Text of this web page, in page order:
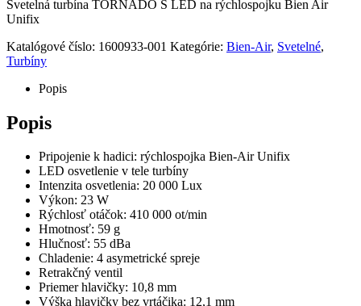
Svetelná turbína TORNADO S LED na rýchlospojku Bien Air
Unifix
Katalógové číslo: 1600933-001 Kategórie: Bien-Air, Svetelné,
Turbíny
Popis
Popis
Pripojenie k hadici: rýchlospojka Bien-Air Unifix
LED osvetlenie v tele turbíny
Intenzita osvetlenia: 20 000 Lux
Výkon: 23 W
Rýchlosť otáčok: 410 000 ot/min
Hmotnosť: 59 g
Hlučnosť: 55 dBa
Chladenie: 4 asymetrické spreje
Retrakčný ventil
Priemer hlavičky: 10,8 mm
Výška hlavičky bez vrtáčika: 12,1 mm